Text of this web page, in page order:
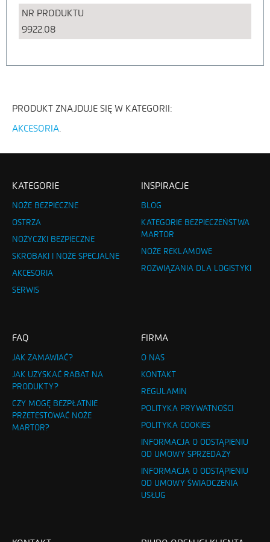
NR PRODUKTU
9922.08
PRODUKT ZNAJDUJE SIĘ W KATEGORII:
AKCESORIA
KATEGORIE
NOŻE BEZPIECZNE
OSTRZA
NOŻYCZKI BEZPIECZNE
SKROBAKI I NOŻE SPECJALNE
AKCESORIA
SERWIS
INSPIRACJE
BLOG
KATEGORIE BEZPIECZEŃSTWA
MARTOR
NOŻE REKLAMOWE
ROZWIĄZANIA DLA LOGISTYKI
FAQ
JAK ZAMAWIAĆ?
JAK UZYSKAĆ RABAT NA
PRODUKTY?
CZY MOGĘ BEZPŁATNIE
PRZETESTOWAĆ NOŻE
MARTOR?
FIRMA
O NAS
KONTAKT
REGULAMIN
POLITYKA PRYWATNOŚCI
POLITYKA COOKIES
INFORMACJA O ODSTĄPIENIU
OD UMOWY SPRZEDAŻY
INFORMACJA O ODSTĄPIENIU
OD UMOWY ŚWIADCZENIA
USŁUG